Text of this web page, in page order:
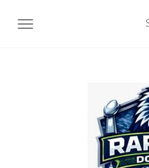
TOGGLE NAVIGATION